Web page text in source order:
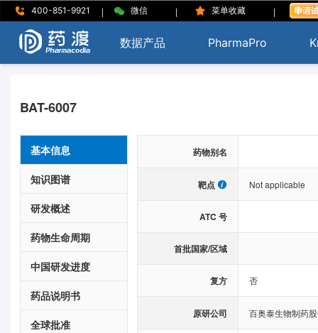
400-851-9921 | 微信 | 菜单收藏 |
数据产品 PharmaPro
BAT-6007
基本信息
知识图谱
研发概述
药物生命周期
中国研发进度
药品说明书
全球批准
药物别名
靶点 Not applicable
ATC 号
首批国家/区域
复方 否
原研公司 百奥泰生物制药